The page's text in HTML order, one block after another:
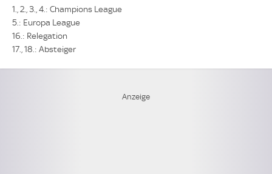
1., 2., 3., 4.: Champions League
5.: Europa League
16.: Relegation
17., 18.: Absteiger